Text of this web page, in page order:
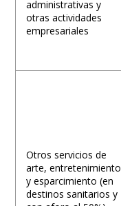
administrativas y
otras actividades
empresariales
Otros servicios de
arte, entretenimiento
y esparcimiento (en
destinos sanitarios y